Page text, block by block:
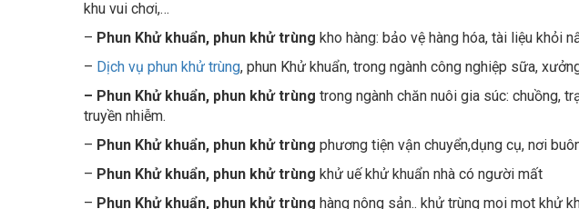
–Phun Khử khuẩn, phun khử trùng
– Dịch vụ phun khử trùng, phun Khử khuẩn, trong ngành công nghiệp sữa,
– Phun Khử khuẩn, phun khử trùngtrong ngành chăn nuôi gia súc: chuồng,
truyền nhiễm.
–Phun Khử khuẩn, phun khử trùng
– Phun Khử khuẩn, phun khử trùng khử uế khử khuẩn nhà có người mất
– Phun Khử khuẩn, phun khử trùng hàng nông sản.. khử trùng moi mọt khử
– Phun Khử khuẩn, phun khử trùng, khử mùi sơn nhà mới xây, văn phòng ,